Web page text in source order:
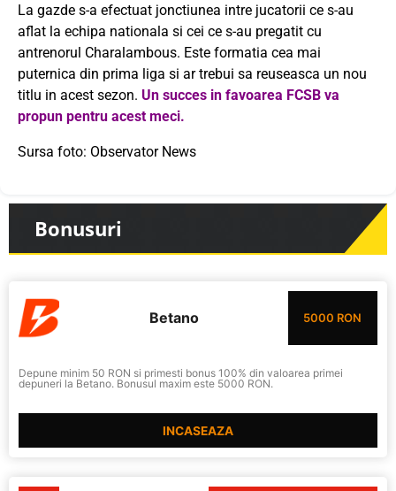
La gazde s-a efectuat jonctiunea intre jucatorii ce s-au
aflat la echipa nationala si cei ce s-au pregatit cu
antrenorul Charalambous. Este formatia cea mai
puternica din prima liga si ar trebui sa reuseasca un nou
titlu in acest sezon. Un succes in favoarea FCSB va
propun pentru acest meci.
Sursa foto: Observator News
Bonusuri
Betano 5000 RON
Depune minim 50 RON si primesti bonus 100% din valoarea primei
depuneri la Betano. Bonusul maxim este 5000 RON.
INCASEAZA